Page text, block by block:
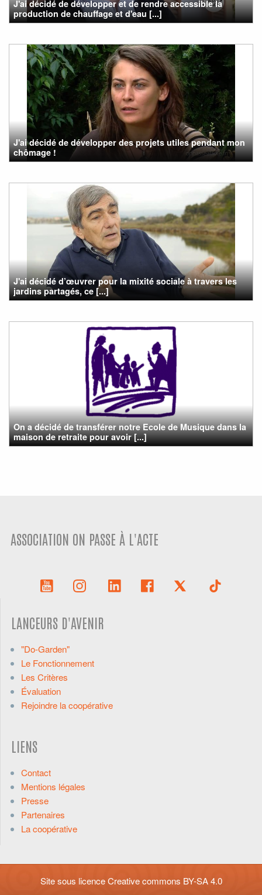
J'ai décidé de développer et de rendre accessible la
production de chauffage et d'eau [...]
J'ai décidé de développer des projets utiles pendant mon
chômage !
J'ai décidé d’œuvrer pour la mixité sociale à travers les
jardins partagés, ce [...]
On a décidé de transférer notre Ecole de Musique dans la
maison de retraite pour avoir [...]
ASSOCIATION ON PASSE À L'ACTE
LANCEURS D'AVENIR
"Do-Garden"
Le Fonctionnement
Les Critères
Évaluation
Rejoindre la coopérative
LIENS
Contact
Mentions légales
Presse
Partenaires
La coopérative
Site sous licenceCreative commons BY-SA 4.0